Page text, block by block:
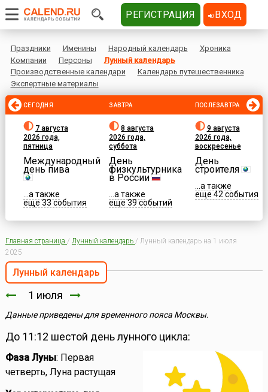
Праздники Именины Народный календарь
Хроника
Компании
Персоны
Лунный календарь
Производственные календари
Календарь путешественника
Экспертные материалы
СЕГОДНЯ
7 августа
2026 года,
пятница
Международный
день пива
...а также
еще 33 события
ЗАВТРА
8 августа
2026 года,
суббота
День
физкультурника
в России
...а также
еще 39 событий
ПОСЛЕЗАВТРА
9 августа
2026 года,
воскресенье
День
строителя
...а также
еще 42 события
Главная страница / Лунный календарь / Лунный календарь на 1 июля
2025
Лунный календарь
1 июля
Данные приведены для временного пояса Москвы.
До 11:12 шестой день лунного цикла:
Фаза Луны: Первая
четверть, Луна растущая
РЕГИСТРАЦИЯ ВХОД